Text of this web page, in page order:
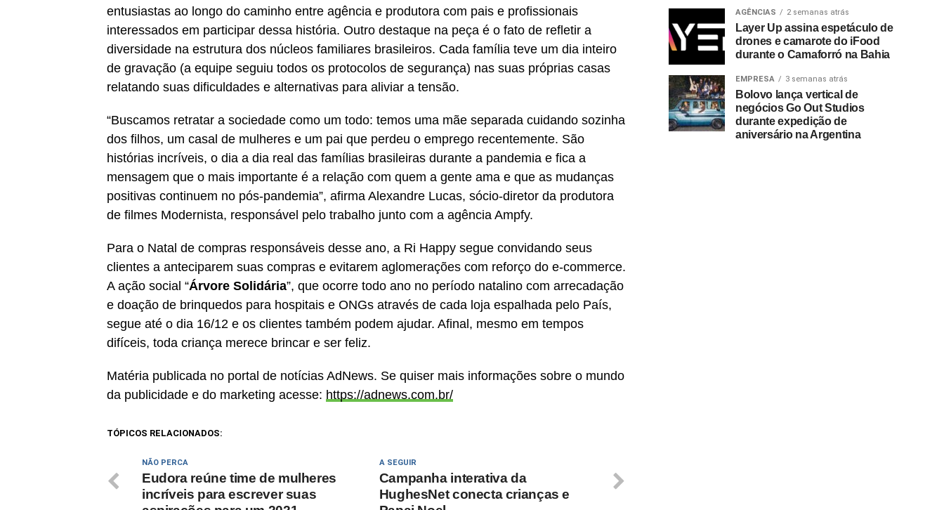
entusiastas ao longo do caminho entre agência e produtora com pais e profissionais
interessados em participar dessa história. Outro destaque na peça é o fato de refletir a
diversidade na estrutura dos núcleos familiares brasileiros. Cada família teve um dia inteiro
de gravação (a equipe seguiu todos os protocolos de segurança) nas suas próprias casas
relatando suas dificuldades e alternativas para aliviar a tensão.
“Buscamos retratar a sociedade como um todo: temos uma mãe separada cuidando sozinha
dos filhos, um casal de mulheres e um pai que perdeu o emprego recentemente. São
histórias incríveis, o dia a dia real das famílias brasileiras durante a pandemia e fica a
mensagem que o mais importante é a relação com quem a gente ama e que as mudanças
positivas continuem no pós-pandemia”, afirma Alexandre Lucas, sócio-diretor da produtora
de filmes Modernista, responsável pelo trabalho junto com a agência Ampfy.
Para o Natal de compras responsáveis desse ano, a Ri Happy segue convidando seus
clientes a anteciparem suas compras e evitarem aglomerações com reforço do e-commerce.
A ação social “Árvore Solidária”, que ocorre todo ano no período natalino com arrecadação
e doação de brinquedos para hospitais e ONGs através de cada loja espalhada pelo País,
segue até o dia 16/12 e os clientes também podem ajudar. Afinal, mesmo em tempos
difíceis, toda criança merece brincar e ser feliz.
Matéria publicada no portal de notícias AdNews. Se quiser mais informações sobre o mundo
da publicidade e do marketing acesse: https://adnews.com.br/
TÓPICOS RELACIONADOS:
A SEGUIR
Campanha interativa da
HughesNet conecta crianças e
NÃO PERCA
Eudora reúne time de mulheres
incríveis para escrever suas
AGÊNCIAS 2 semanas atrás
Layer Up assina espetáculo de
drones e camarote do iFood
durante o Camaforró na Bahia
EMPRESA 3 semanas atrás
Bolovo lança vertical de
negócios Go Out Studios
durante expedição de
aniversário na Argentina